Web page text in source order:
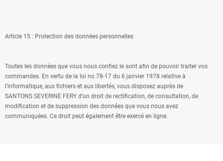
Article 15 : Protection des données personnelles
Toutes les données que vous nous confiez le sont afin de pouvoir traiter vos
commandes. En vertu de la loi no 78-17 du 6 janvier 1978 relative à
l’informatique, aux fichiers et aux libertés, vous disposez auprès de
SANTONS SEVERINE FERY d’un droit de rectification, de consultation, de
modification et de suppression des données que vous nous avez
communiquées. Ce droit peut également être exercé en ligne.